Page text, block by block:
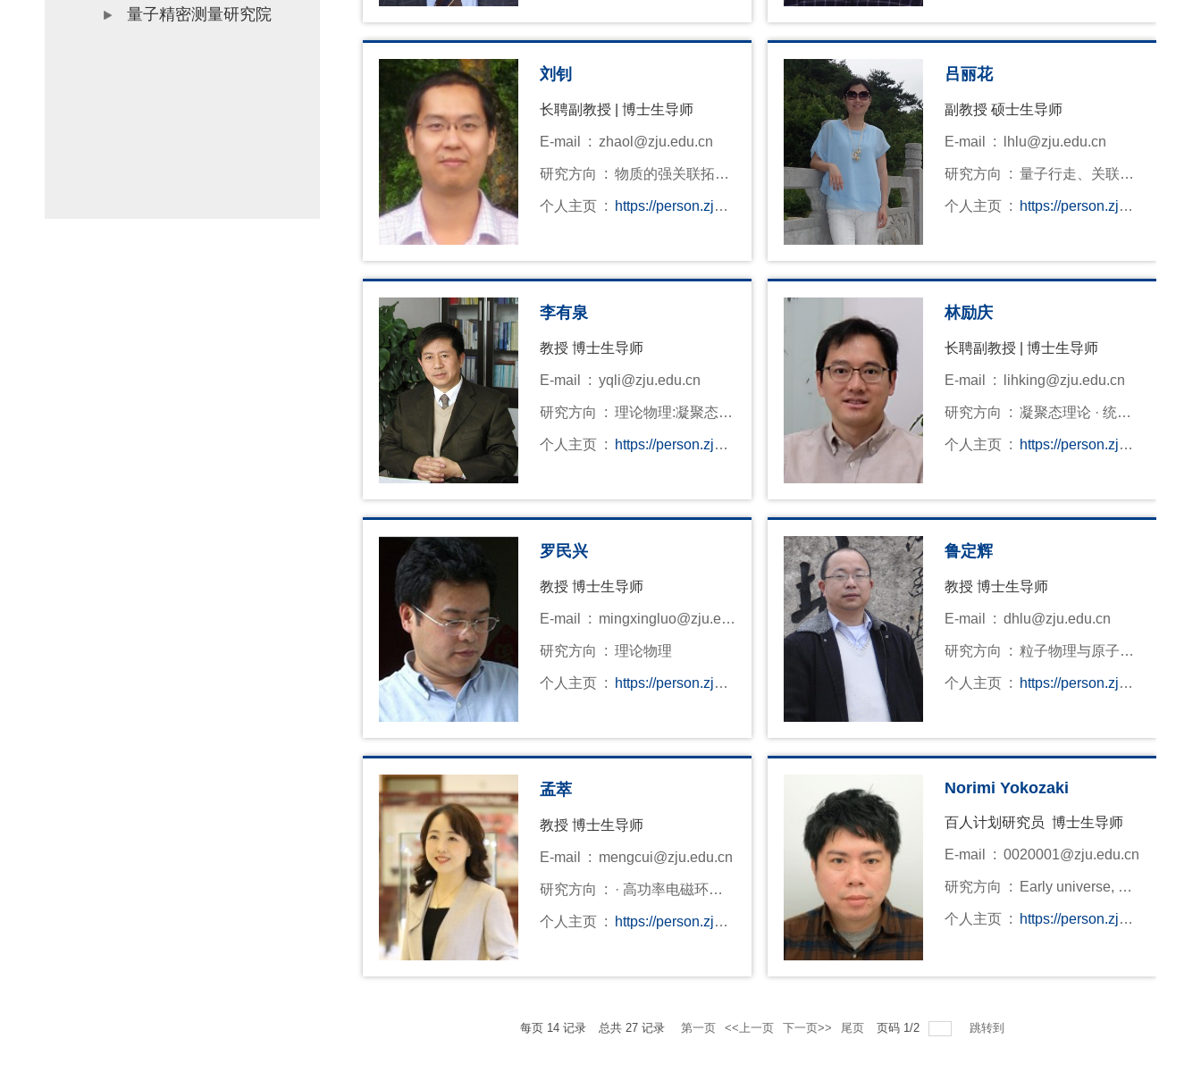
量子精密测量研究院
刘钊
长聘副教授 | 博士生导师
zhaol@zju.edu.cn
研究方向 : 物质的强关联拓扑
有序态 · 分数量子霍尔效应 · 分
个人主页 : https://person.zju.e
吕丽花
副教授 硕士生导师
lhlu@zju.edu.cn
研究方向 : 量子行走、关联体
系中的新奇量子效应
个人主页 : https://person.zju.e
李有泉
教授 博士生导师
yqli@zju.edu.cn
研究方向 : 理论物理:凝聚态物
理
个人主页 : https://person.zju.e
林励庆
长聘副教授 | 博士生导师
lihking@zju.edu.cn
研究方向 : 凝聚态理论 · 统计
力学 · 理论物理
个人主页 : https://person.zju.e
罗民兴
教授 博士生导师
mingxingluo@zju.ed
u.cn
研究方向 : 理论物理
个人主页 : https://person.zju.e
鲁定辉
教授 博士生导师
dhlu@zju.edu.cn
研究方向 : 粒子物理与原子核
物理· 理论物理
个人主页 : https://person.zju.e
孟萃
教授 博士生导师
mengcui@zju.edu.cn
研究方向 : · 高功率电磁环境
效应评估 · 瞬态电离辐射激励
个人主页 : https://person.zju.e
Norimi Yokozaki
百人计划研究员 博士生导师
0020001@zju.edu.cn
研究方向 : Early universe, Ne
w physics beyond the Standar
个人主页 : https://person.zju.e
每页 14 记录 总共 27 记录 第一页 <<上一页 下一页>> 尾页 页码 1/2 跳转到